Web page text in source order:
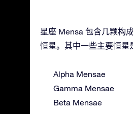
星座 Mensa 包含几颗构
恒星。其中一些主要恒星
Alpha Mensae
Gamma Mensae
Beta Mensae